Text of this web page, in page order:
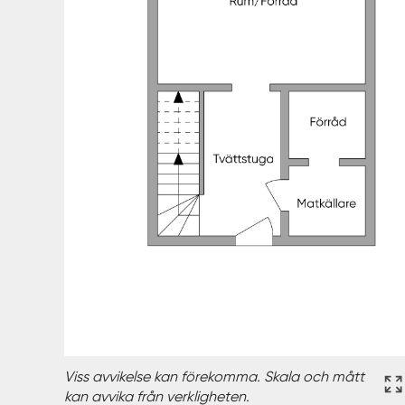
Viss avvikelse kan förekomma. Skala och mått
kan avvika från verkligheten.